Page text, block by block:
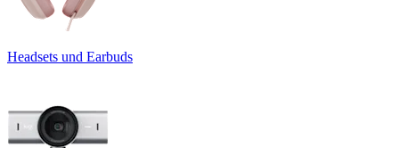
Headsets und Earbuds